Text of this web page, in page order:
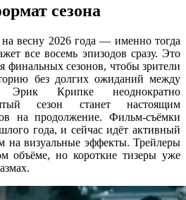
сезона
весну 2026 года — именно тогда
все восемь эпизодов сразу. Это
финальных сезонов, чтобы зрители
без долгих ожиданий между
Эрик Крипке неоднократно
сезон станет настоящим
на продолжение. Фильм-съёмки
года, и сейчас идёт активный
на визуальные эффекты. Трейлеры
объёме, но короткие тизеры уже